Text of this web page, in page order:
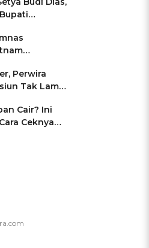
di Pakansari
Perwira
Tak Lama
Cair? Ini
Ceknya